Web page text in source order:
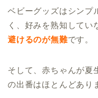
ベビーグッズはシンプ
く、好みを熟知してい
避けるのが無難です。
そして、赤ちゃんが夏
の出番はほとんどあり